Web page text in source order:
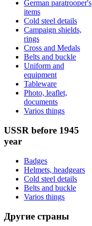
German paratrooper's
items
Cold steel details
Campaign shields,
rings
Cross and Medals
Belts and buckle
Uniform and
equipment
Tableware
Photo, leaflet,
documents
Varios things
USSR before 1945
year
Badges
Helmets, headgears
Cold steel details
Belts and buckle
Varios things
Другие страны